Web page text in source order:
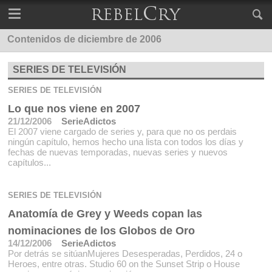
Contenidos de diciembre de 2006
SERIES DE TELEVISIÓN
SERIES DE TELEVISIÓN
Lo que nos viene en 2007
21/12/2006
SerieAdictos
El 2007 viene cargado de series y, para que no os perdais
ningún capítulo, hemos hecho una lista con todos los días y
fechas de nuevas temporadas, nuevas series y nuevos
capítulos...
SERIES DE TELEVISIÓN
Anatomía de Grey y Weeds copan las
nominaciones de los Globos de Oro
14/12/2006
SerieAdictos
Por detrás se sitúanMujeres Desesperadas, Perdidos, 24 o
Heroes, entre otras. Studio 60 on the Sunset Strip o House